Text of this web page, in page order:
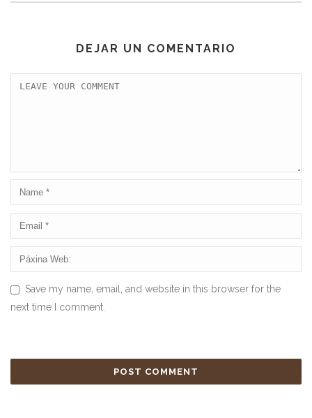
DEJAR UN COMENTARIO
Save my name, email, and website in this browser for the
next time I comment.